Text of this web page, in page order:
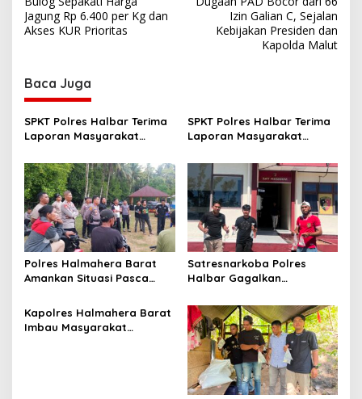
s
t
a
v
i
g
a
t
i
o
n
Jagung Rp 6.400 per Kg dan
Akses KUR Prioritas
Izin Galian C, Sejalan
Kebijakan Presiden dan
Kapolda Malut
Baca Juga
SPKT Polres Halbar Terima
Laporan Masyarakat
Pelayanan Cepat dan
Responsif
SPKT Polres Halbar Terima
Laporan Masyarakat
Pelayanan Presisi 24 Jam
Polres Halmahera Barat
Amankan Situasi Pasca
Mediasi Terus Dilakukan
Satresnarkoba Polres
Halbar Gagalkan
Sita Ratusan Kantong
Barang Bukti
Kapolres Halmahera Barat
Imbau Masyarakat